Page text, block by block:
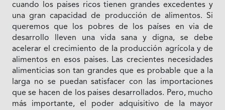
cuando los paises ricos tienen grandes excedentes y
una gran capacidad de producción de alimentos. Si
queremos que los pobres de los países en via de
desarrollo lleven una vida sana y digna, se debe
acelerar el crecimiento de Ia producción agrícola y de
alimentos en esos paises. Las crecientes necesidades
alimenticias son tan grandes que es probable que a la
larga no se puedan satisfacer con las importaciones
que se hacen de los paises desarrollados. Pero, mucho
más importante, el poder adquisitivo de Ia mayor